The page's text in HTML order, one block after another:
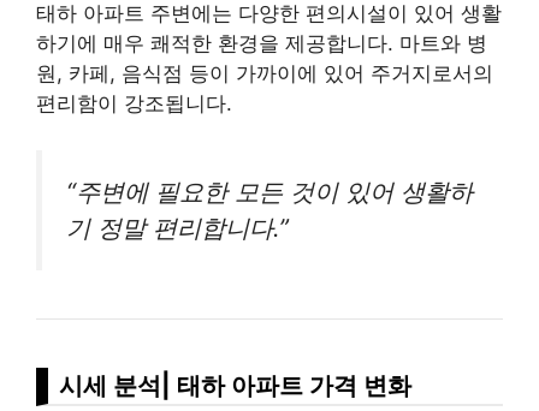
태하 아파트 주변에는 다양한 편의시설이 있어 생활
하기에 매우 쾌적한 환경을 제공합니다. 마트와 병
원, 카페, 음식점 등이 가까이에 있어 주거지로서의
편리함이 강조됩니다.
“주변에 필요한 모든 것이 있어 생활하
기 정말 편리합니다.”
시세 분석| 태하 아파트 가격 변화